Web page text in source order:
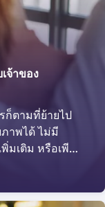
จ้าของ
ก็ตามที่ย้ายไป
าพได้ ไม่มี
เติม หรือเพียง
ย ๆ ด้วย